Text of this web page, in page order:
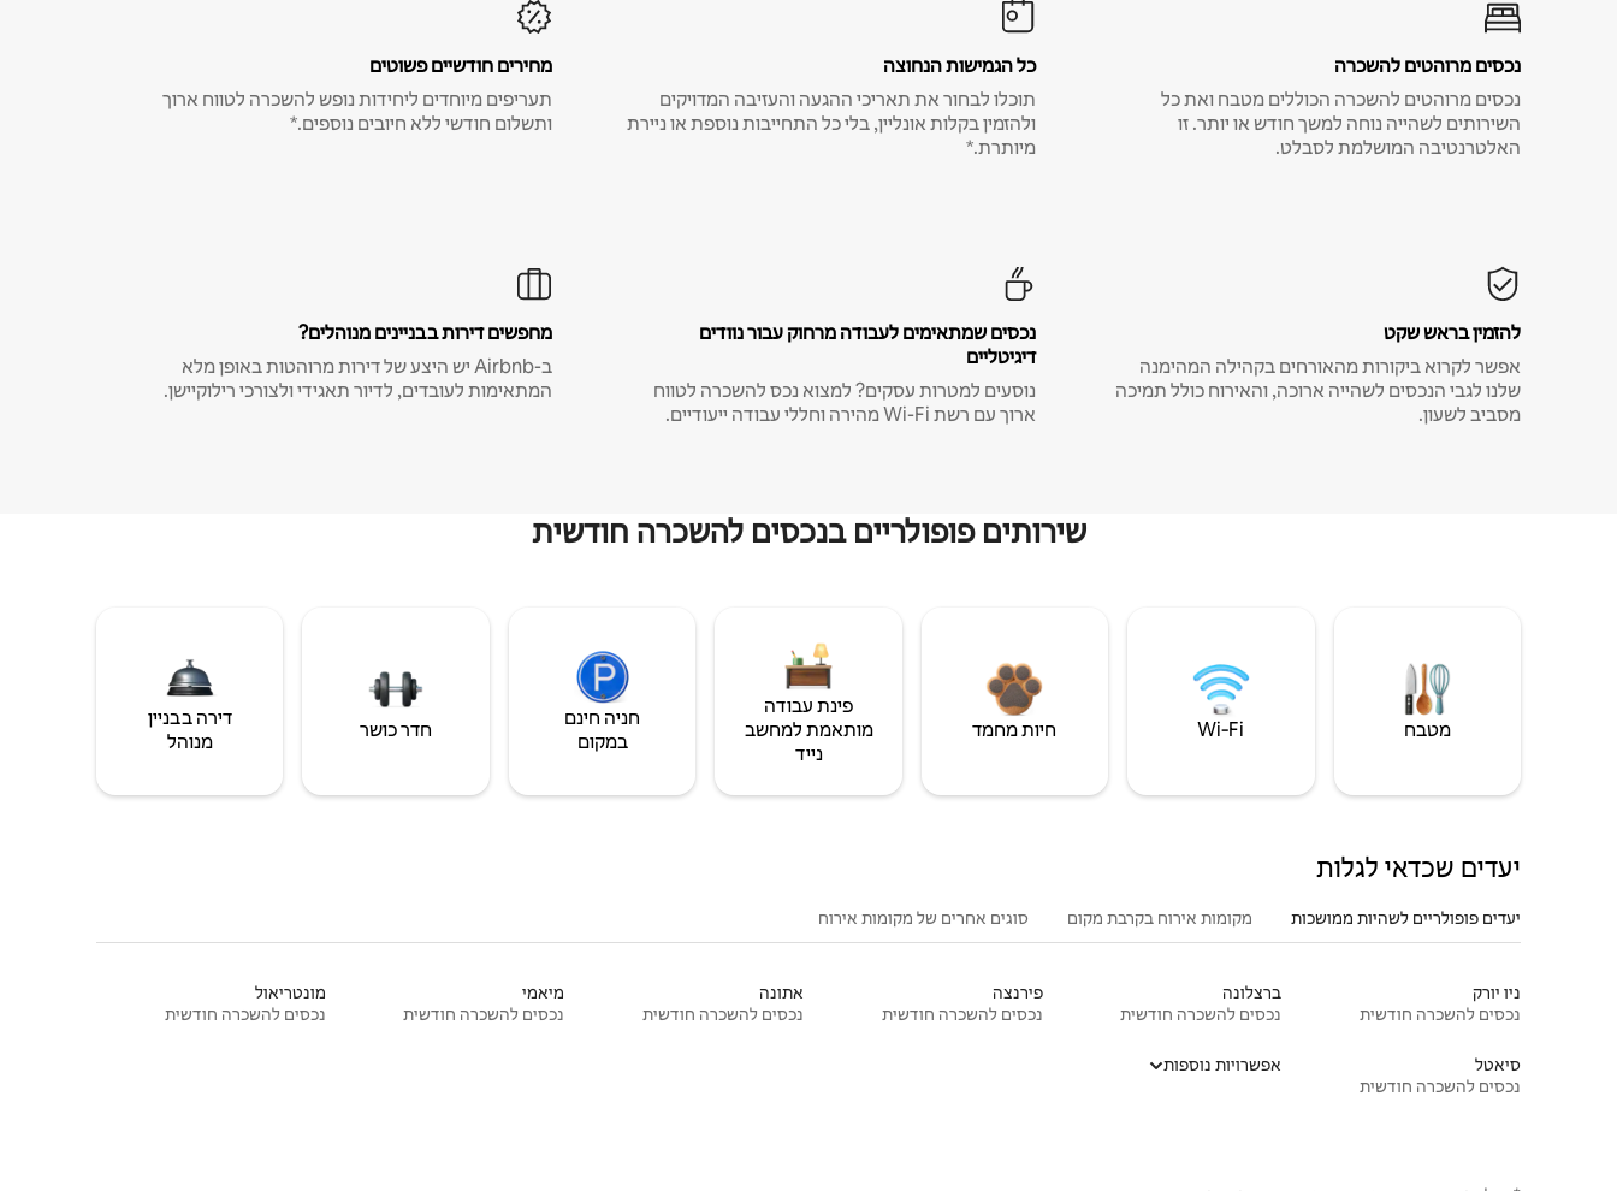
נכסים מרוהטים להשכרה
נכסים מרוהטים להשכרה הכוללים מטבח ואת כל
השירותים לשהייה נוחה למשך חודש או יותר. זו
האלטרנטיבה המושלמת לסבלט.
כל הגמישות הנחוצה
תוכלו לבחור את תאריכי ההגעה והעזיבה המדויקים
ולהזמין בקלות אונליין, בלי כל התחייבות נוספת או ניירת
מיותרת.*
מחירים חודשיים פשוטים
תעריפים מיוחדים ליחידות נופש להשכרה לטווח ארוך
ותשלום חודשי ללא חיובים נוספים.*
להזמין בראש שקט
אפשר לקרוא ביקורות מהאורחים בקהילה המהימנה
שלנו לגבי הנכסים לשהייה ארוכה, והאירוח כולל תמיכה
מסביב לשעון.
נכסים שמתאימים לעבודה מרחוק עבור נוודים
דיגיטליים
נוסעים למטרות עסקים? למצוא נכס להשכרה לטווח
ארוך עם רשת Wi-Fi מהירה וחללי עבודה ייעודיים.
מחפשים דירות בבניינים מנוהלים?
ב-Airbnb יש היצע של דירות מרוהטות באופן מלא
המתאימות לעובדים, לדיור תאגידי ולצורכי רילוקיישן.
שירותים פופולריים בנכסים להשכרה חודשית
מטבח Wi‑Fi חיות מחמד
פינת עבודה
מותאמת למחשב
נייד
חניה חינם
במקום
חדר כושר
דירה בבניין
מנוהל
יעדים שכדאי לגלות
יעדים פופולריים לשהיות ממושכות מקומות אירוח בקרבת מקום סוגים אחרים של מקומות אירוח
ניו יורק
נכסים להשכרה חודשית
ברצלונה
נכסים להשכרה חודשית
פירנצה
נכסים להשכרה חודשית
אתונה
נכסים להשכרה חודשית
מיאמי
נכסים להשכרה חודשית
מונטריאול
נכסים להשכרה חודשית
סיאטל
נכסים להשכרה חודשית
אפשרויות נוספות